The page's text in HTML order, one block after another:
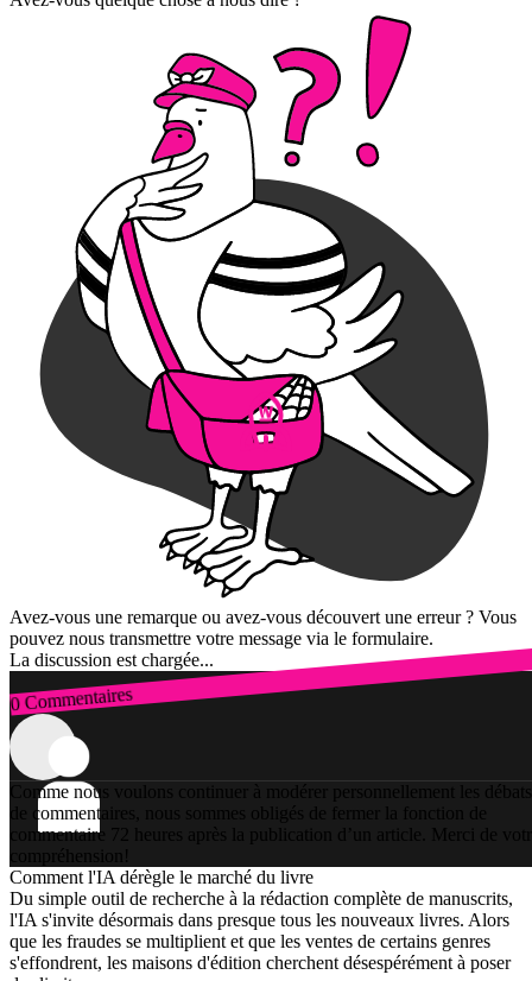
Avez-vous une remarque ou avez-vous découvert une erreur ? Vous
pouvez nous transmettre votre message via le formulaire.
La discussion est chargée...
0 Commentaires
Connexion
Comme nous voulons continuer à modérer personnellement les débats
de commentaires, nous sommes obligés de fermer la fonction de
commentaire 72 heures après la publication d’un article. Merci de
compréhension!
Comment l'IA dérègle le marché du livre
Du simple outil de recherche à la rédaction complète de manuscrits,
l'IA s'invite désormais dans presque tous les nouveaux livres. Alors
que les fraudes se multiplient et que les ventes de certains genres
s'effondrent, les maisons d'édition cherchent désespérément à poser